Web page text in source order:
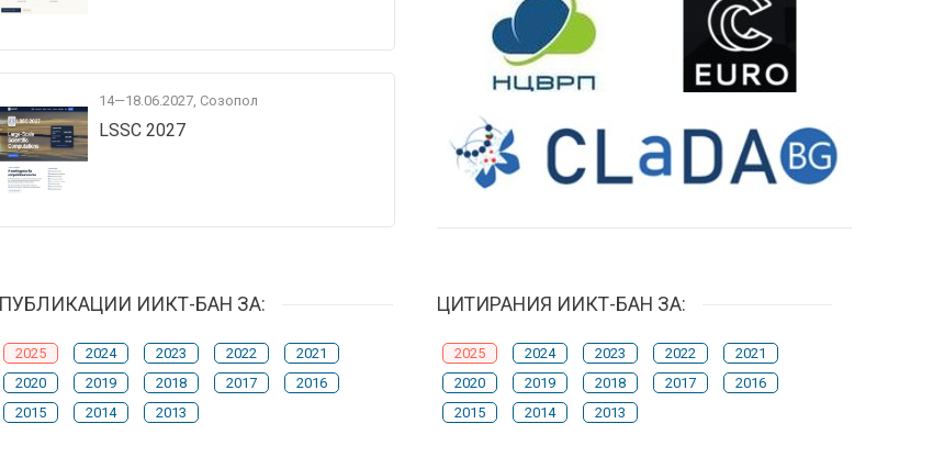
14—18.06.2027, Созопол
LSSC 2027
ПУБЛИКАЦИИ ИИКТ-БАН ЗА:
2025 2024 2023 2022
2021
2020
2019 2018 2017
2016
2015
2014 2013
ЦИТИРАНИЯ ИИКТ-БАН ЗА:
2025 2024 2023 2022
2021
2020
2019 2018 2017
2016
2015
2014 2013